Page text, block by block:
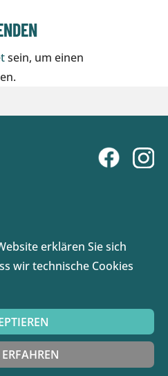
sein, um einen
erklären Sie sich
wir technische Cookies
VEREINBARUNG
GESCHLOSSEN
|IMPRESSUM